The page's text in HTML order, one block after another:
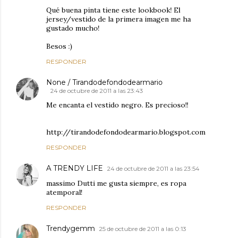
Qué buena pinta tiene este lookbook! El
jersey/vestido de la primera imagen me ha
gustado mucho!
Besos :)
RESPONDER
None / Tirandodefondodearmario
24 de octubre de 2011 a las 23:43
Me encanta el vestido negro. Es precioso!!
http://tirandodefondodearmario.blogspot.com
RESPONDER
A TRENDY LIFE 24 de octubre de 2011 a las 23:54
massimo Dutti me gusta siempre, es ropa
atemporal!
RESPONDER
Trendygemm 25 de octubre de 2011 a las 0:13